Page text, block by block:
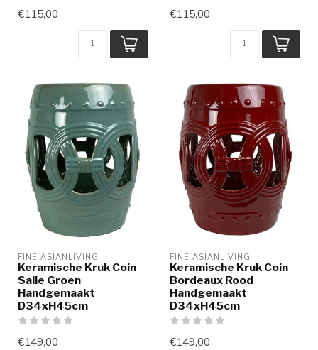
€115,00 €115,00
FINE ASIANLIVING
Keramische Kruk Coin
Salie Groen
Handgemaakt
D34xH45cm
€149,00
FINE ASIANLIVING
Keramische Kruk Coin
Bordeaux Rood
Handgemaakt
D34xH45cm
€149,00